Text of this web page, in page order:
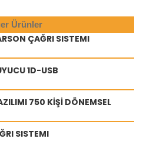
Ürünler
ÇAĞRI SISTEMI
1D-USB
750 KİŞİ DÖNEMSEL
SISTEMI